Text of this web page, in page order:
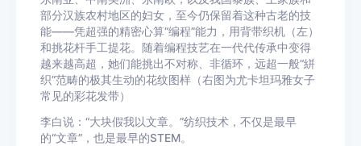
部分汉族农村地区的妇女，至今仍保留着这种古老的技
能——凭超强的精密心算“编程”能力，用背带织机（左）
和挑花杆手工提花。随着编程技艺在一代代传承中变得
越来越高超，她们能挑出不对称、非循环，远超一般“絣
织”范畴的极其生动的花纹图样（右图为尤卡坦玛雅女子
常见的彩花发带）
李白说：“大块假我以文章。”纺织技术，不仅是最早
的“文章”，也是最早的STEM。